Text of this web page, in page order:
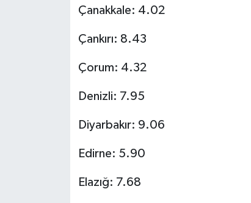
Çanakkale: 4.02
Çankırı: 8.43
Çorum: 4.32
Denizli: 7.95
Diyarbakır: 9.06
Edirne: 5.90
Elazığ: 7.68